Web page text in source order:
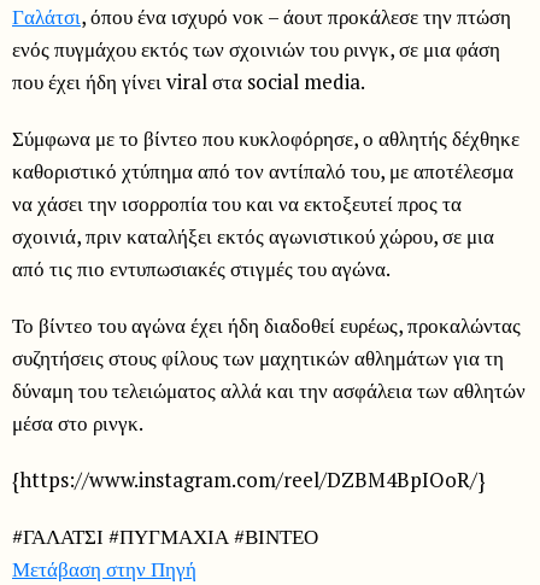
Γαλάτσι, όπου ένα ισχυρό νοκ – άουτ προκάλεσε την πτώση
ενός πυγμάχου εκτός των σχοινιών του ρινγκ, σε μια φάση
που έχει ήδη γίνει viral στα social media.
Σύμφωνα με το βίντεο που κυκλοφόρησε, ο αθλητής δέχθηκε
καθοριστικό χτύπημα από τον αντίπαλό του, με αποτέλεσμα
να χάσει την ισορροπία του και να εκτοξευτεί προς τα
σχοινιά, πριν καταλήξει εκτός αγωνιστικού χώρου, σε μια
από τις πιο εντυπωσιακές στιγμές του αγώνα.
Το βίντεο του αγώνα έχει ήδη διαδοθεί ευρέως, προκαλώντας
συζητήσεις στους φίλους των μαχητικών αθλημάτων για τη
δύναμη του τελειώματος αλλά και την ασφάλεια των αθλητών
μέσα στο ρινγκ.
{https://www.instagram.com/reel/DZBM4BpIOoR/}
#ΓΑΛΑΤΣΙ #ΠΥΓΜΑΧΙΑ #ΒΙΝΤΕΟ
Μετάβαση στην Πηγή